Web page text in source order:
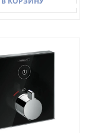
В КОРЗИНУ